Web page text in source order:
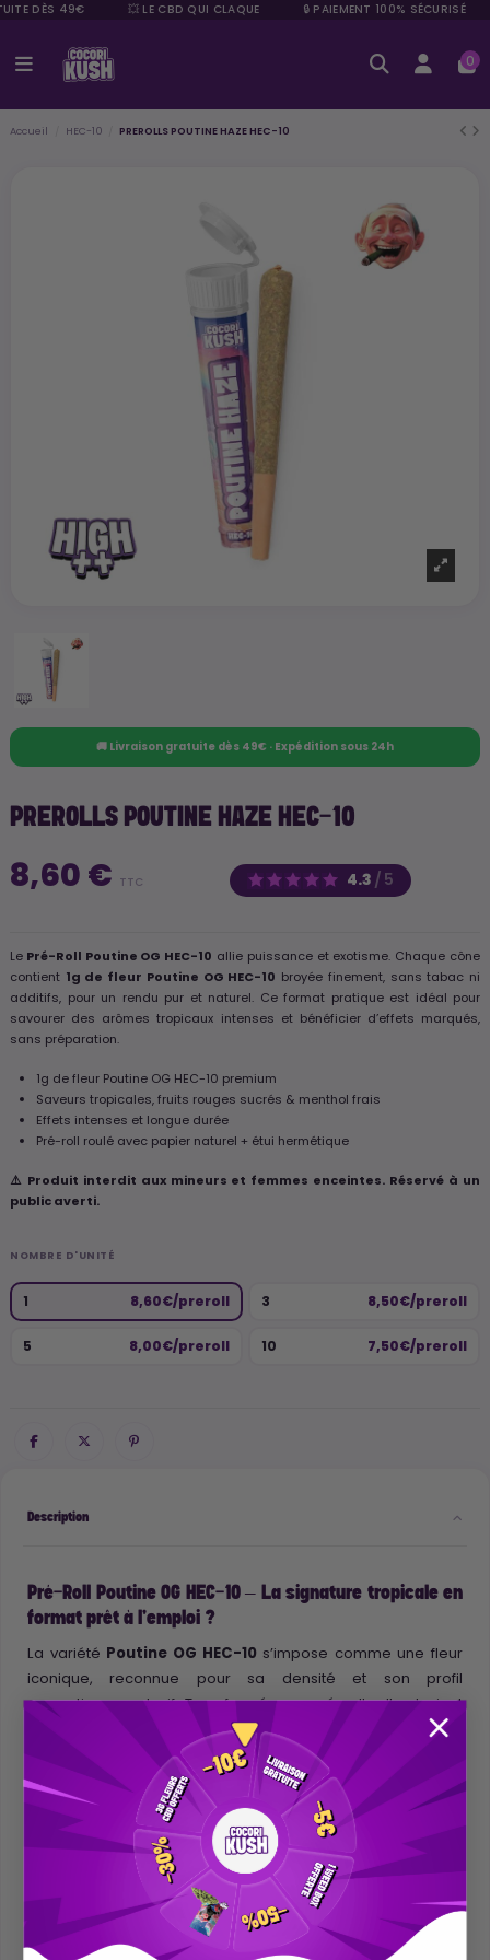
DÈS 49€ 💥 LE CBD QUI CLAQUE 🔒 PAIEMENT 100% SÉCURISÉ
0
Accueil HEC-10 PREROLLS POUTINE HAZE HEC-10
🚚 Livraison gratuite dès 49€ · Expédition sous 24h
PREROLLS POUTINE HAZE HEC-10
4.3 / 5
8,60 € TTC
Le Pré-Roll Poutine OG HEC-10 allie puissance et exotisme. Chaque cône
contient 1g de fleur Poutine OG HEC-10 broyée finement, sans tabac ni
additifs, pour un rendu pur et naturel. Ce format pratique est idéal pour
savourer des arômes tropicaux intenses et bénéficier d’effets marqués,
sans préparation.
1g de fleur Poutine OG HEC-10 premium
Saveurs tropicales, fruits rouges sucrés & menthol frais
Effets intenses et longue durée
Pré-roll roulé avec papier naturel + étui hermétique
⚠️ Produit interdit aux mineurs et femmes enceintes. Réservé à un
public averti.
NOMBRE D'UNITÉ
1 8,60€/preroll 3 8,50€/preroll
5 8,00€/preroll 10 7,50€/preroll
Description
Pré-Roll Poutine OG HEC-10 – La signature tropicale en
format prêt à l’emploi ?
La variété Poutine OG HEC-10s’impose comme une fleur
iconique, reconnue pour sa densité et son profil
aromatique explosif. Transformée en pré-roll, elle devient
une solution simple et efficace : déjà roulée, prête à
consommer, sans tabac ni additifs.
Un profil aromatique inimitable ?
Avec ses buds compacts et son parfum fruité, la
dégage une explosion de saveurs tropicales,
enrichies par des notes sucrées de fruits rouges et une
finale mentholée rafraîchissante. Un équilibre parfait pour
les amateurs d’expériences sensorielles intenses.